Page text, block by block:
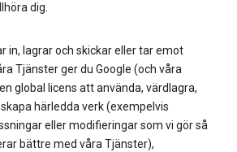
dig.
in, lagrar och skickar eller tar emot
Tjänster ger du Google (och våra
global licens att använda, värdlagra,
härledda verk (exempelvis
eller modifieringar som vi gör så
bättre med våra Tjänster),